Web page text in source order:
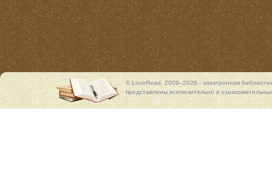
© LoveRead, 2009–2026 - электронная
представлены исключительно в